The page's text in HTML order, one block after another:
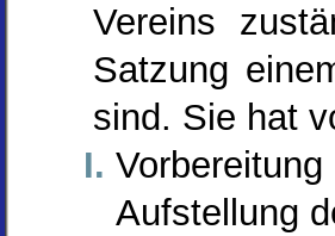
Vereins
Satzung
sind. Sie hat
Aufstellung